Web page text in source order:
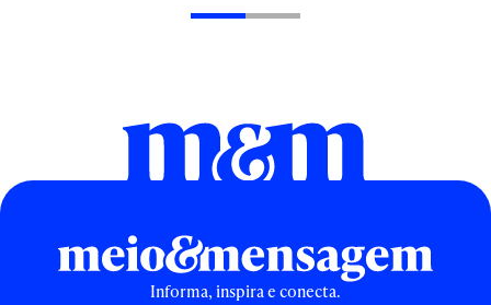
Informa, inspira e conecta.